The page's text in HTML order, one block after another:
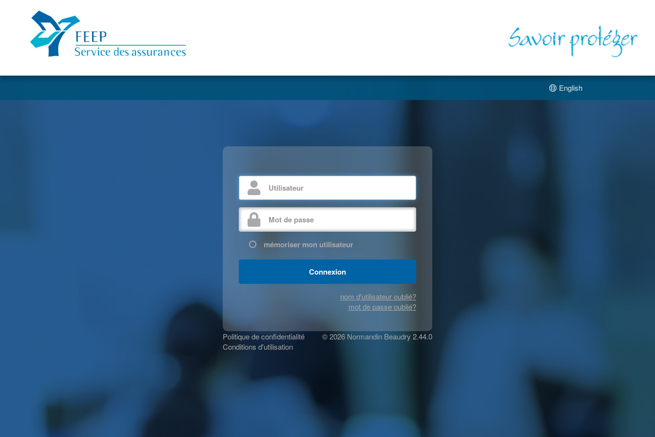
English
mémoriser mon utilisateur
Connexion
nom d'utilisateur oublié?
mot de passe oublié?
Politique de confidentialité
© 2026 Normandin Beaudry 2.44.0
Conditions d'utilisation